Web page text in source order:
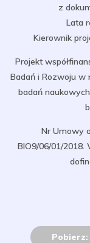
z
Lata
Kierownik
Projekt
Badań i Rozwoju w
badań
Nr Umowy
BIO9/06/01/2018.
Pobierz: